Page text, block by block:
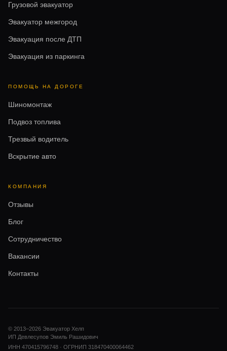
Грузовой эвакуатор
Эвакуатор межгород
Эвакуация после ДТП
Эвакуация из паркинга
ПОМОЩЬ НА ДОРОГЕ
Шиномонтаж
Подвоз топлива
Трезвый водитель
Вскрытие авто
КОМПАНИЯ
Отзывы
Блог
Сотрудничество
Вакансии
Контакты
© 2013–2026 Эвакуатор Хелп
ИП Девлесупов Эмиль Рашидович
ИНН 470415796748 · ОГРНИП 318470400064462